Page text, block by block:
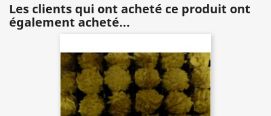
Les clients qui ont acheté ce produit ont
également acheté...